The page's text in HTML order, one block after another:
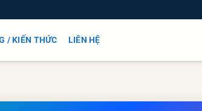
/ KIẾN THỨC LIÊN HỆ